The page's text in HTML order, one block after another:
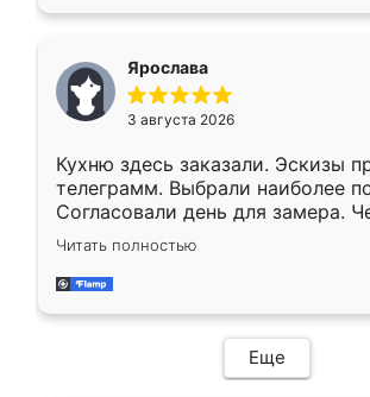
Ярослава
3 августа 2026
Кухню здесь заказали. Эскизы
телеграмм. Выбрали наиболее
Согласовали день для замера.
недели кухня была уже готова.
довольны работой. Спасибо
мебель за качественную работу!
Читать полностью
Еще